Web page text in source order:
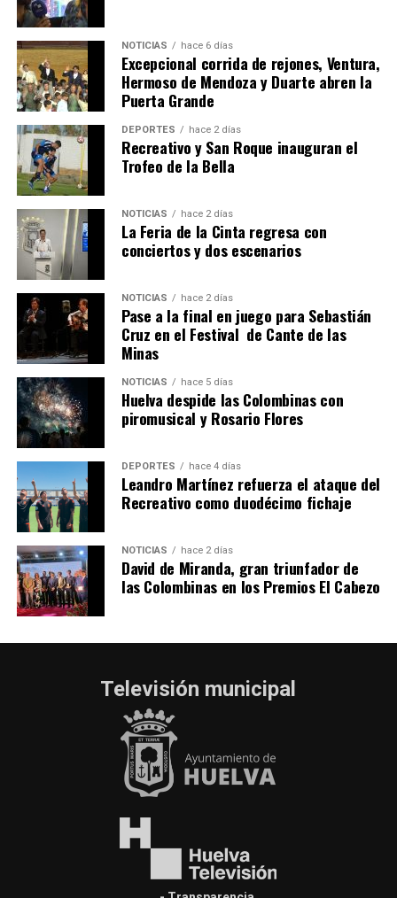
4º DÍA DE LAS FIESTAS COLOMBINAS 2026
hace 1 semana ·Huelvatv
SEXTA CORRIDA DE LAS FIESTAS COLOMBINAS
2026
hace 5 días· Huelvatv
NOTICIAS hace 6 días
Excepcional corrida de rejones, Ventura,
Hermoso de Mendoza y Duarte abren la
Puerta Grande
DEPORTES hace 2 días
Recreativo y San Roque inauguran el
Trofeo de la Bella
NOTICIAS hace 2 días
La Feria de la Cinta regresa con
conciertos y dos escenarios
NOTICIAS hace 2 días
Pase a la final en juego para Sebastián
Cruz en el Festival de Cante de las
Minas
NOTICIAS hace 5 días
Huelva despide las Colombinas con
piromusical y Rosario Flores
DEPORTES hace 4 días
Leandro Martínez refuerza el ataque del
Recreativo como duodécimo fichaje
NOTICIAS hace 2 días
David de Miranda, gran triunfador de
las Colombinas en los Premios El Cabezo
Televisión municipal